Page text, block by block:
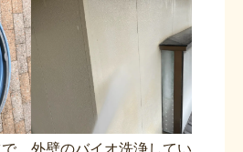
外壁のバイオ洗浄してい